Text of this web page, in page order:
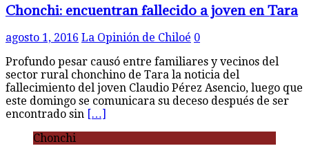
Chonchi: encuentran fallecido a joven en Tara
agosto 1, 2016 La Opinión de Chiloé 0
Profundo pesar causó entre familiares y vecinos del
sector rural chonchino de Tara la noticia del
fallecimiento del joven Claudio Pérez Asencio, luego que
este domingo se comunicara su deceso después de ser
encontrado sin […]
Chonchi